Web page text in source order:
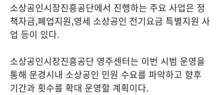
소상공인시장진흥공단에서 진행하는 주요 사업은 정
책자금,폐업지원,영세 소상공인 전기요금 특별지원 사
업 등이 있다.
소상공인시장진흥공단 영주센터는 이번 시범 운영을
통해 문경시내 소상공인 민원 수요를 파악하고 향후
기간과 횟수를 확대 운영할 계획이다.